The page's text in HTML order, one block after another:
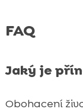
FAQ
Jaký je
Obohacení